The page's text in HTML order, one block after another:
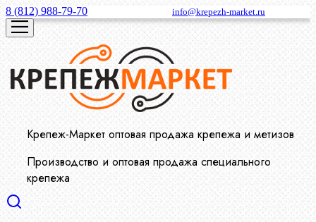
8 (812) 988-79-70 info@krepezh-market.ru
Крепеж-Маркет оптовая продажа крепежа и метизов
Производство и оптовая продажа специального
крепежа